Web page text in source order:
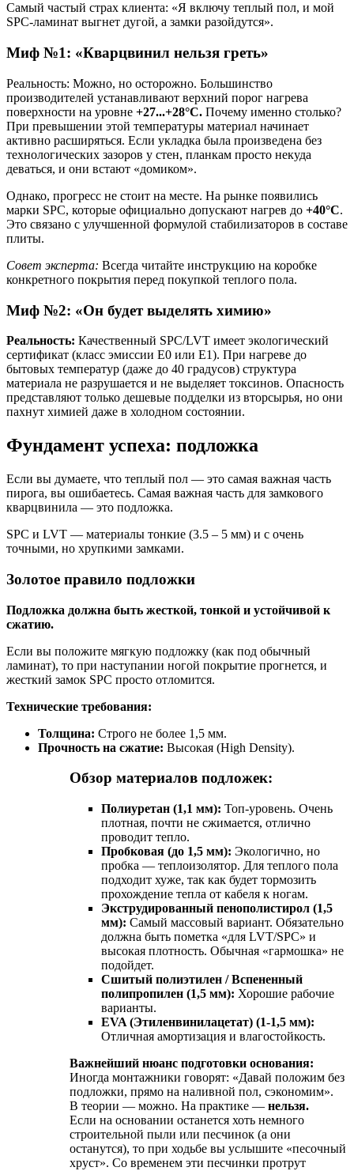
Самый частый страх клиента: «Я включу теплый пол, и мой
SPC-ламинат выгнет дугой, а замки разойдутся».
Миф №1: «Кварцвинил нельзя греть»
Реальность: Можно, но осторожно. Большинство
производителей устанавливают верхний порог нагрева
поверхности на уровне +27...+28°C. Почему именно столько?
При превышении этой температуры материал начинает
активно расширяться. Если укладка была произведена без
технологических зазоров у стен, планкам просто некуда
деваться, и они встают «домиком».
Однако, прогресс не стоит на месте. На рынке появились
марки SPC, которые официально допускают нагрев до +40°C.
Это связано с улучшенной формулой стабилизаторов в составе
плиты.
Совет эксперта: Всегда читайте инструкцию на коробке
конкретного покрытия перед покупкой теплого пола.
Миф №2: «Он будет выделять химию»
Реальность: Качественный SPC/LVT имеет экологический
сертификат (класс эмиссии E0 или E1). При нагреве до
бытовых температур (даже до 40 градусов) структура
материала не разрушается и не выделяет токсинов. Опасность
представляют только дешевые подделки из вторсырья, но они
пахнут химией даже в холодном состоянии.
Фундамент успеха: подложка
Если вы думаете, что теплый пол — это самая важная часть
пирога, вы ошибаетесь. Самая важная часть для замкового
кварцвинила — это подложка.
SPC и LVT — материалы тонкие (3.5 – 5 мм) и с очень
точными, но хрупкими замками.
Золотое правило подложки
Подложка должна быть жесткой, тонкой и устойчивой к
сжатию.
Если вы положите мягкую подложку (как под обычный
ламинат), то при наступании ногой покрытие прогнется, и
жесткий замок SPC просто отломится.
Технические требования:
Толщина: Строго не более 1,5 мм.
Прочность на сжатие: Высокая (High Density).
Обзор материалов подложек:
Полиуретан (1,1 мм): Топ-уровень. Очень
плотная, почти не сжимается, отлично
проводит тепло.
Пробковая (до 1,5 мм): Экологично, но
пробка — теплоизолятор. Для теплого пола
подходит хуже, так как будет тормозить
прохождение тепла от кабеля к ногам.
Экструдированный пенополистирол (1,5
мм): Самый массовый вариант. Обязательно
должна быть пометка «для LVT/SPC» и
высокая плотность. Обычная «гармошка» не
подойдет.
Сшитый полиэтилен / Вспененный
полипропилен (1,5 мм): Хорошие рабочие
варианты.
EVA (Этиленвинилацетат) (1-1,5 мм):
Отличная амортизация и влагостойкость.
Важнейший нюанс подготовки основания:
Иногда монтажники говорят: «Давай положим без
подложки, прямо на наливной пол, сэкономим».
В теории — можно. На практике — нельзя.
Если на основании останется хоть немного
строительной пыли или песчинок (а они
останутся), то при ходьбе вы услышите «песочный
хруст». Со временем эти песчинки протрут